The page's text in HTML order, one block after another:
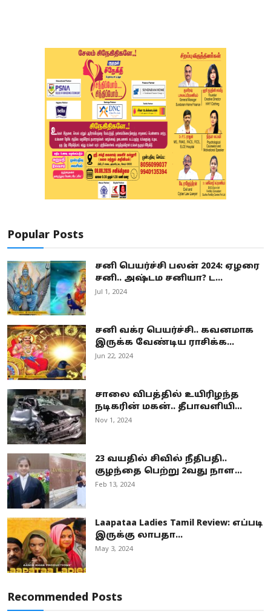
Popular Posts
சனி பெயர்ச்சி பலன் 2024: ஏழரை
சனி.. அஷ்டம சனியா? ட...
Jul 1, 2024
சனி வக்ர பெயர்ச்சி.. கவனமாக
இருக்க வேண்டிய ராசிக்க...
Jun 22, 2024
சாலை விபத்தில் உயிரிழந்த
நடிகரின் மகன்.. தீபாவளியி...
Nov 1, 2024
23 வயதில் சிவில் நீதிபதி..
குழந்தை பெற்று 2வது நாள...
Feb 13, 2024
Laapataa Ladies Tamil Review: எப்படி
இருக்கு லாபதா...
May 3, 2024
Recommended Posts